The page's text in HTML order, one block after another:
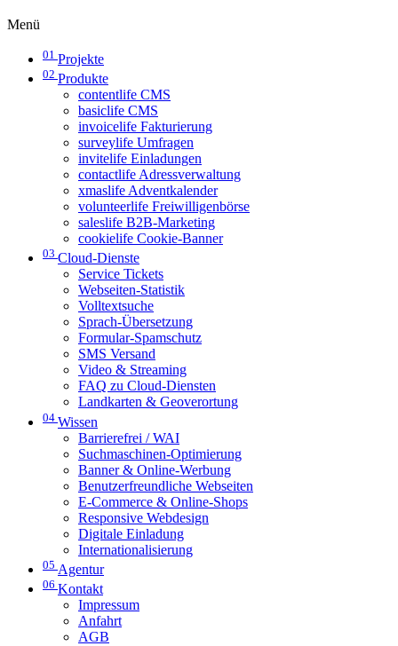
Menü
01 Projekte
02 Produkte
contentlife CMS
basiclife CMS
invoicelife Fakturierung
surveylife Umfragen
invitelife Einladungen
contactlife Adressverwaltung
xmaslife Adventkalender
volunteerlife Freiwilligenbörse
saleslife B2B-Marketing
cookielife Cookie-Banner
03 Cloud-Dienste
Service Tickets
Webseiten-Statistik
Volltextsuche
Sprach-Übersetzung
Formular-Spamschutz
SMS Versand
Video & Streaming
FAQ zu Cloud-Diensten
Landkarten & Geoverortung
04 Wissen
Barrierefrei / WAI
Suchmaschinen-Optimierung
Banner & Online-Werbung
Benutzerfreundliche Webseiten
E-Commerce & Online-Shops
Responsive Webdesign
Digitale Einladung
Internationalisierung
05 Agentur
06 Kontakt
Impressum
Anfahrt
AGB